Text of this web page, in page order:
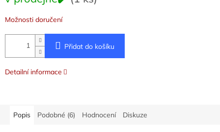
Možnosti doručení
Přidat do košíku
Detailní informace
Popis Podobné (6) Hodnocení Diskuze